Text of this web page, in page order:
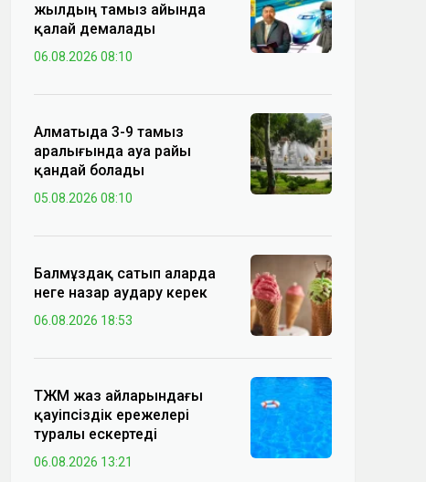
жылдың тамыз айында
қалай демалады
06.08.2026 08:10
Алматыда 3-9 тамыз
аралығында ауа райы
қандай болады
05.08.2026 08:10
Балмұздақ сатып аларда
неге назар аудару керек
06.08.2026 18:53
ТЖМ жаз айларындағы
қауіпсіздік ережелері
туралы ескертеді
06.08.2026 13:21